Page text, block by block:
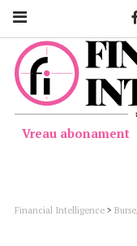
Vreau abonament
Financial Intelligence >